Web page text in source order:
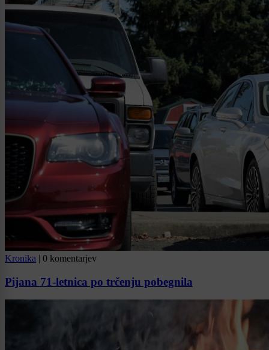
Kronika | 0 komentarjev
Pijana 71-letnica po trčenju pobegnila